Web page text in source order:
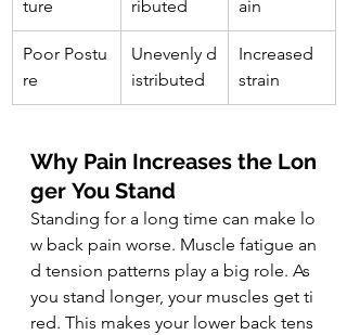
ture ributed ain
Poor Postu
re
Unevenly d
istributed
Increased
strain
Why Pain Increases the Lon
ger You Stand
Standing for a long time can make lo
w back pain worse. Muscle fatigue an
d tension patterns play a big role. As
you stand longer, your muscles get ti
red. This makes your lower back tens